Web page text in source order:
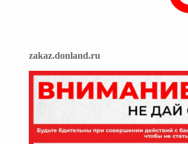
zakaz.donland.ru